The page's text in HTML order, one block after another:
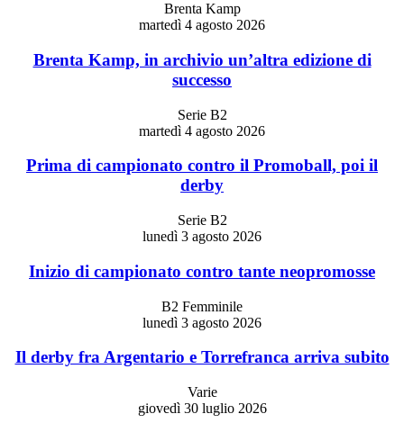
Brenta Kamp
martedì 4 agosto 2026
Brenta Kamp, in archivio un’altra edizione di
successo
Serie B2
martedì 4 agosto 2026
Prima di campionato contro il Promoball, poi il
derby
Serie B2
lunedì 3 agosto 2026
Inizio di campionato contro tante neopromosse
B2 Femminile
lunedì 3 agosto 2026
Il derby fra Argentario e Torrefranca arriva subito
Varie
giovedì 30 luglio 2026